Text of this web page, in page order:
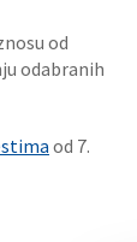
od
odabranih
od 7.